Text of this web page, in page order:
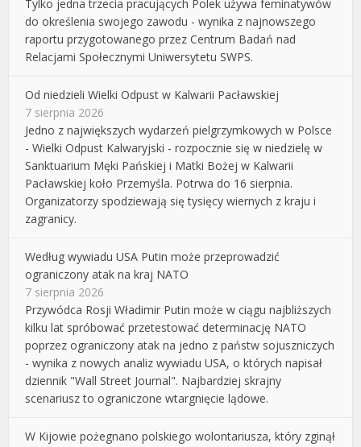
Tylko jedna trzecia pracujących Polek używa feminatywów
do określenia swojego zawodu - wynika z najnowszego
raportu przygotowanego przez Centrum Badań nad
Relacjami Społecznymi Uniwersytetu SWPS.
Od niedzieli Wielki Odpust w Kalwarii Pacławskiej
7 sierpnia 2026
Jedno z największych wydarzeń pielgrzymkowych w Polsce
- Wielki Odpust Kalwaryjski - rozpocznie się w niedzielę w
Sanktuarium Męki Pańskiej i Matki Bożej w Kalwarii
Pacławskiej koło Przemyśla. Potrwa do 16 sierpnia.
Organizatorzy spodziewają się tysięcy wiernych z kraju i
zagranicy.
Według wywiadu USA Putin może przeprowadzić
ograniczony atak na kraj NATO
7 sierpnia 2026
Przywódca Rosji Władimir Putin może w ciągu najbliższych
kilku lat spróbować przetestować determinację NATO
poprzez ograniczony atak na jedno z państw sojuszniczych
- wynika z nowych analiz wywiadu USA, o których napisał
dziennik "Wall Street Journal". Najbardziej skrajny
scenariusz to ograniczone wtargnięcie lądowe.
W Kijowie pożegnano polskiego wolontariusza, który zginął